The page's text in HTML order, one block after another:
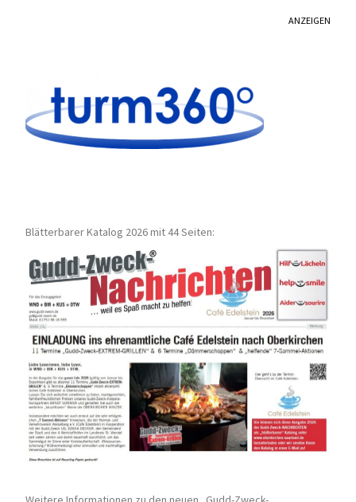
ANZEIGEN
Blätterbarer Katalog 2026 mit 44 Seiten: